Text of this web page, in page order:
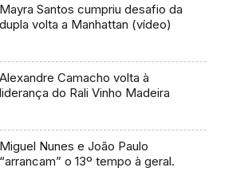
Mayra Santos cumpriu desafio da
dupla volta a Manhattan (vídeo)
Alexandre Camacho volta à
liderança do Rali Vinho Madeira
Miguel Nunes e João Paulo
“arrancam” o 13º tempo à geral.